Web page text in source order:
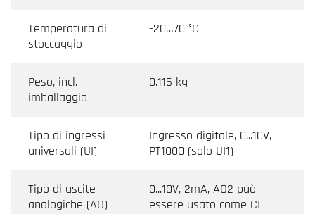
Temperatura di
stoccaggio
-20…70 °C
Peso, incl.
imballaggio
0.115 kg
Tipo di ingressi
universali (UI)
Ingresso digitale, 0...10V,
PT1000 (solo UI1)
Tipo di uscite
analogiche (AO)
0...10V, 2mA, AO2 può
essere usato come CI